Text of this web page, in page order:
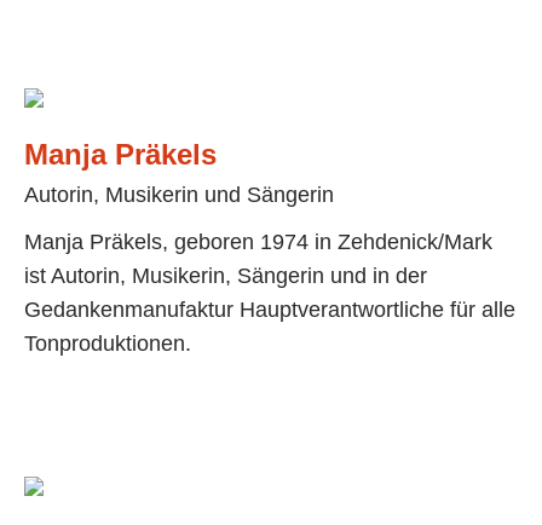
Manja Präkels
Autorin, Musikerin und Sängerin
Manja Präkels, geboren 1974 in Zehdenick/Mark
ist Autorin, Musikerin, Sängerin und in der
Gedankenmanufaktur Hauptverantwortliche für alle
Tonproduktionen.